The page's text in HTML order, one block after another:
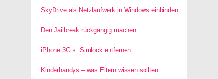
SkyDrive als Netzlaufwerk in Windows einbinden
Den Jailbreak rückgängig machen
iPhone 3G s: Simlock entfernen
Kinderhandys – was Eltern wissen sollten